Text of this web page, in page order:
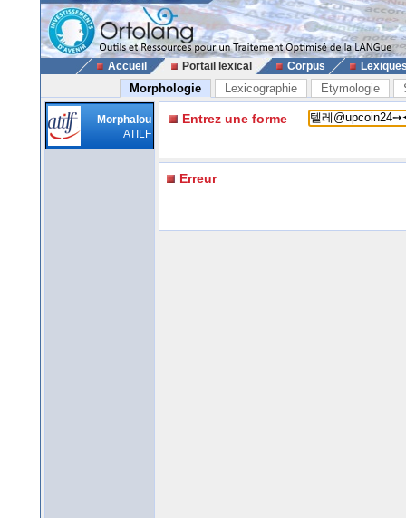
Accueil Portail lexical Corpus
Morphologie Lexicographie Etymologie
Morphalou
ATILF
Entrez une forme
Erreur